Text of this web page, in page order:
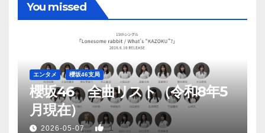
You missed
エンタメ 櫻坂46支局
櫻坂46 全曲リスト（令和8年5
月現在）
2026-05-07 1